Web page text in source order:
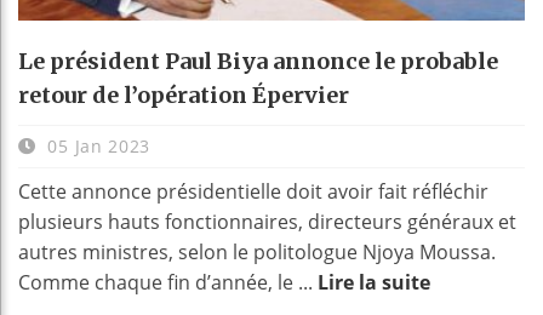
Le président Paul Biya annonce le probable
retour de l’opération Épervier
05 Jan 2023
Cette annonce présidentielle doit avoir fait réfléchir
plusieurs hauts fonctionnaires, directeurs généraux et
autres ministres, selon le politologue Njoya Moussa.
Comme chaque fin d’année, le ... Lire la suite